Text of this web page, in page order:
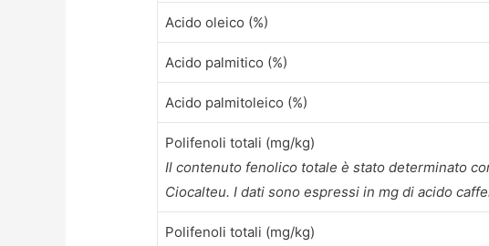
Acido oleico (%)
Acido palmitico (%)
Acido palmitoleico (%)
Polifenoli totali (mg/kg)
Il contenuto fenolico totale è stato determinato
Ciocalteu. I dati sono espressi in mg di acido
Polifenoli totali (mg/kg)